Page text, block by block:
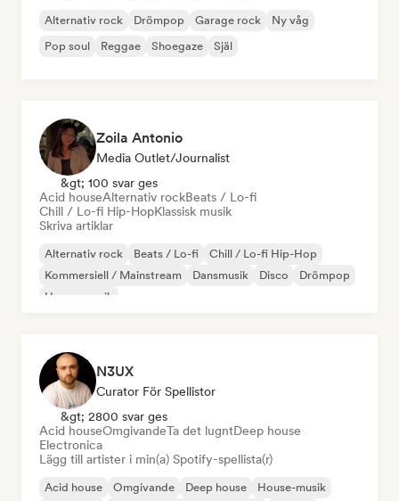
Alternativ rock Drömpop Garage rock
Ny våg
Pop soul
Reggae Shoegaze Själ
Zoila Antonio
Media Outlet/Journalist
&gt; 100 svar ges
Acid houseAlternativ rockBeats / Lo-fi
Chill / Lo-fi Hip-HopKlassisk musik
Skriva artiklar
Alternativ rock Beats / Lo-fi
Chill / Lo-fi Hip-Hop
Kommersiell / Mainstream
Dansmusik Disco
Drömpop
House-musik
N3UX
Curator För Spellistor
&gt; 2800 svar ges
Acid houseOmgivandeTa det lugntDeep house
Electronica
Lägg till artister i min(a) Spotify-spellista(r)
Acid house Omgivande Deep house
House-musik